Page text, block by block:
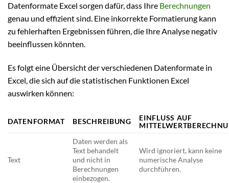
Datenformate Excel sorgen dafür, dass Ihre Berechnungen
genau und effizient sind. Eine inkorrekte Formatierung kann
zu fehlerhaften Ergebnissen führen, die Ihre Analyse negativ
beeinflussen könnten.
Es folgt eine Übersicht der verschiedenen Datenformate in
Excel, die sich auf die statistischen Funktionen Excel
auswirken können:
DATENFORMAT BESCHREIBUNG
EINFLUSS AUF
Text
Daten werden als
Text behandelt
und nicht in
Berechnungen
einbezogen.
Wird ignoriert, kann keine
numerische Analyse
durchführen.